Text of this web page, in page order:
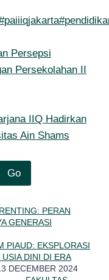
paiiiqjakarta#
Persepsi
Persekolahan II
IIQ Hadirkan
Ain Shams
Go
PERAN
GENERASI
PIAUD: EKSPLORASI
DINI DI ERA
DECEMBER 2024